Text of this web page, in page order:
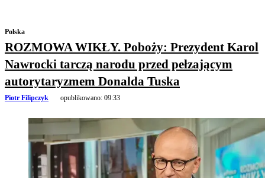
Polska
ROZMOWA WIKŁY. Poboży: Prezydent Karol
Nawrocki tarczą narodu przed pełzającym
autorytaryzmem Donalda Tuska
Piotr Filipczyk opublikowano: 09:33